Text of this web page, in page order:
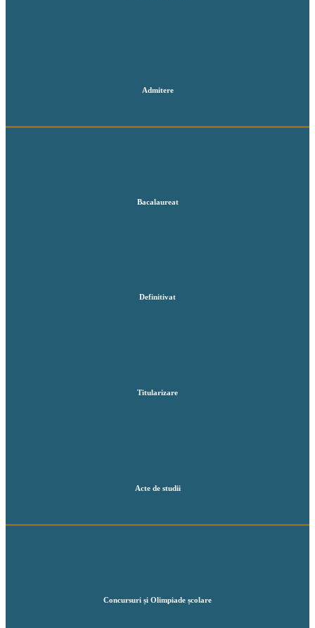
Admitere
Bacalaureat
Definitivat
Titularizare
Acte de studii
Concursuri și Olimpiade școlare